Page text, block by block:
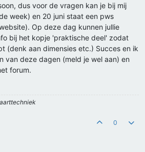
dus voor de vragen kan je bij mij
week) en 20 juni staat een pws
Op deze dag kunnen jullie
bij het kopje 'praktische deel' zodat
(denk aan dimensies etc.) Succes en ik
van deze dagen (meld je wel aan) en
forum.
0